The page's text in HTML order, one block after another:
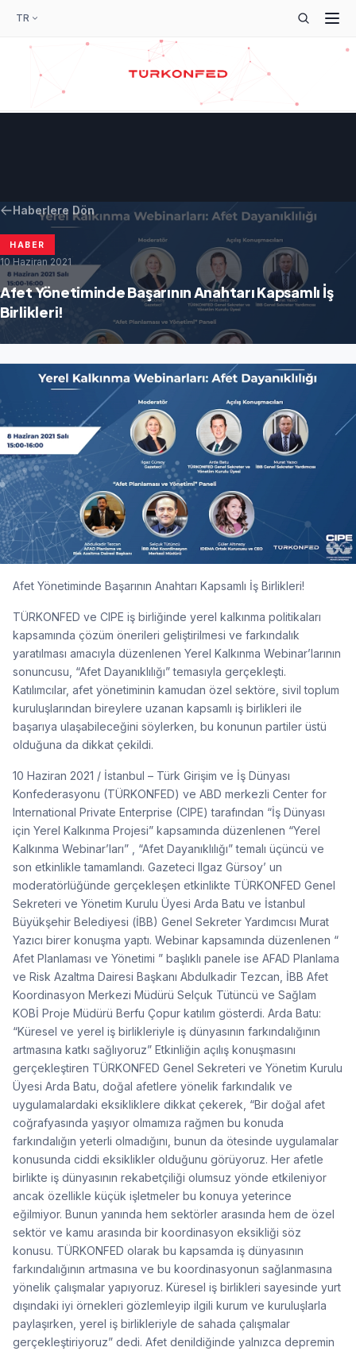
TR
Haberlere Dön
HABER
10 Haziran 2021
Afet Yönetiminde Başarının Anahtarı Kapsamlı İş
Birlikleri!
Afet Yönetiminde Başarının Anahtarı Kapsamlı İş Birlikleri!
TÜRKONFED ve CIPE iş birliğinde yerel kalkınma politikaları
kapsamında çözüm önerileri geliştirilmesi ve farkındalık
yaratılması amacıyla düzenlenen Yerel Kalkınma Webinar’larının
sonuncusu, “Afet Dayanıklılığı” temasıyla gerçekleşti.
Katılımcılar, afet yönetiminin kamudan özel sektöre, sivil toplum
kuruluşlarından bireylere uzanan kapsamlı iş birlikleri ile
başarıya ulaşabileceğini söylerken, bu konunun partiler üstü
olduğuna da dikkat çekildi.
10 Haziran 2021 / İstanbul – Türk Girişim ve İş Dünyası
Konfederasyonu (TÜRKONFED) ve ABD merkezli Center for
International Private Enterprise (CIPE) tarafından “İş Dünyası
için Yerel Kalkınma Projesi” kapsamında düzenlenen “Yerel
Kalkınma Webinar’ları” , “Afet Dayanıklılığı” temalı üçüncü ve
son etkinlikle tamamlandı. Gazeteci Ilgaz Gürsoy’ un
moderatörlüğünde gerçekleşen etkinlikte TÜRKONFED Genel
Sekreteri ve Yönetim Kurulu Üyesi Arda Batu ve İstanbul
Büyükşehir Belediyesi (İBB) Genel Sekreter Yardımcısı Murat
Yazıcı birer konuşma yaptı. Webinar kapsamında düzenlenen “
Afet Planlaması ve Yönetimi ” başlıklı panele ise AFAD Planlama
ve Risk Azaltma Dairesi Başkanı Abdulkadir Tezcan, İBB Afet
Koordinasyon Merkezi Müdürü Selçuk Tütüncü ve Sağlam
KOBİ Proje Müdürü Berfu Çopur katılım gösterdi. Arda Batu:
“Küresel ve yerel iş birlikleriyle iş dünyasının farkındalığının
artmasına katkı sağlıyoruz” Etkinliğin açılış konuşmasını
gerçekleştiren TÜRKONFED Genel Sekreteri ve Yönetim Kurulu
Üyesi Arda Batu, doğal afetlere yönelik farkındalık ve
uygulamalardaki eksikliklere dikkat çekerek, “Bir doğal afet
coğrafyasında yaşıyor olmamıza rağmen bu konuda
farkındalığın yeterli olmadığını, bunun da ötesinde uygulamalar
konusunda ciddi eksiklikler olduğunu görüyoruz. Her afetle
birlikte iş dünyasının rekabetçiliği olumsuz yönde etkileniyor
ancak özellikle küçük işletmeler bu konuya yeterince
eğilmiyor. Bunun yanında hem sektörler arasında hem de özel
sektör ve kamu arasında bir koordinasyon eksikliği söz
konusu. TÜRKONFED olarak bu kapsamda iş dünyasının
farkındalığının artmasına ve bu koordinasyonun sağlanmasına
yönelik çalışmalar yapıyoruz. Küresel iş birlikleri sayesinde yurt
dışındaki iyi örnekleri gözlemleyip ilgili kurum ve kuruluşlarla
paylaşırken, yerel iş birlikleriyle de sahada çalışmalar
gerçekleştiriyoruz” dedi. Afet denildiğinde yalnızca depremin